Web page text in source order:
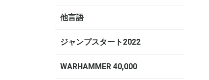
他言語
ジャンプスタート2022
WARHAMMER 40,000